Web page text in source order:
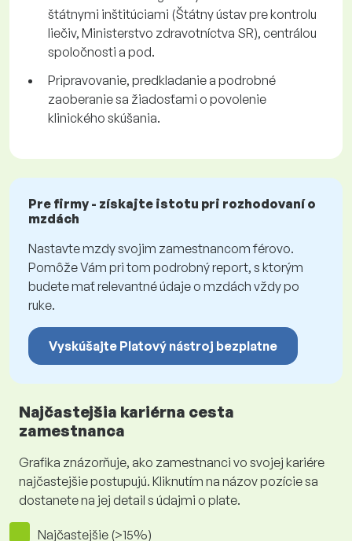
štátnymi inštitúciami (Štátny ústav pre kontrolu
liečiv, Ministerstvo zdravotníctva SR), centrálou
spoločnosti a pod.
Pripravovanie, predkladanie a podrobné
zaoberanie sa žiadosťami o povolenie
klinického skúšania.
Pre firmy - získajte istotu pri rozhodovaní o
mzdách
Nastavte mzdy svojim zamestnancom férovo.
Pomôže Vám pri tom podrobný report, s ktorým
budete mať relevantné údaje o mzdách vždy po
ruke.
Vyskúšajte Platový nástroj bezplatne
Najčastejšia kariérna cesta
zamestnanca
Grafika znázorňuje, ako zamestnanci vo svojej kariére
najčastejšie postupujú. Kliknutím na názov pozície sa
dostanete na jej detail s údajmi o plate.
Najčastejšie (>15%)